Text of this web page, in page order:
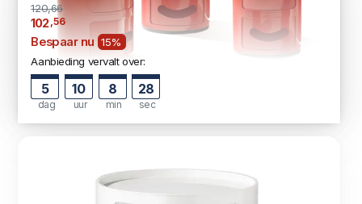
120,66
102,56
Bespaar nu 15%
Aanbieding vervalt over:
5
dag
10
uur
8
min
27
sec